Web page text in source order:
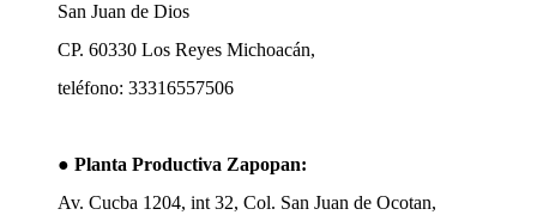
San Juan de Dios
CP. 60330 Los Reyes Michoacán,
teléfono: 33316557506
● Planta Productiva Zapopan:
Av. Cucba 1204, int 32, Col. San Juan de Ocotan,